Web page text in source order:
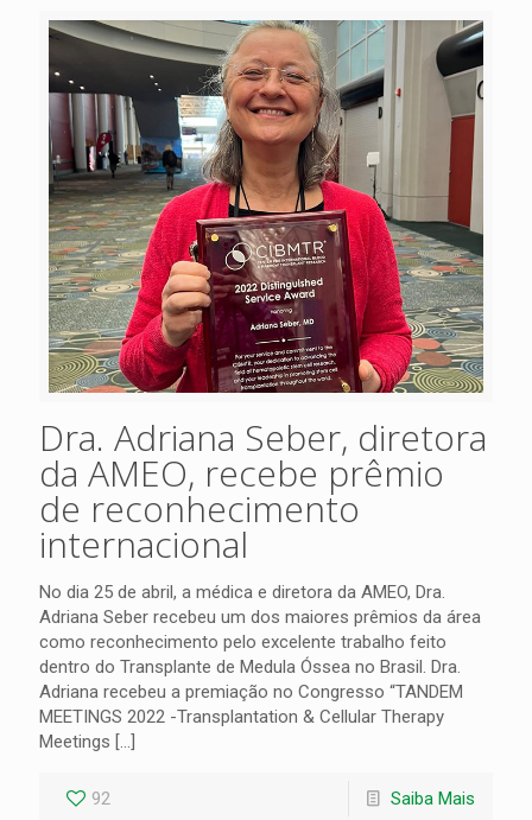
Dra. Adriana Seber, diretora
da AMEO, recebe prêmio
de reconhecimento
internacional
No dia 25 de abril, a médica e diretora da AMEO, Dra.
Adriana Seber recebeu um dos maiores prêmios da área
como reconhecimento pelo excelente trabalho feito
dentro do Transplante de Medula Óssea no Brasil. Dra.
Adriana recebeu a premiação no Congresso “TANDEM
MEETINGS 2022 -Transplantation & Cellular Therapy
Meetings […]
92 Saiba Mais